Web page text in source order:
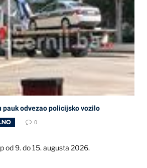
pauk odvezao policijsko vozilo
0